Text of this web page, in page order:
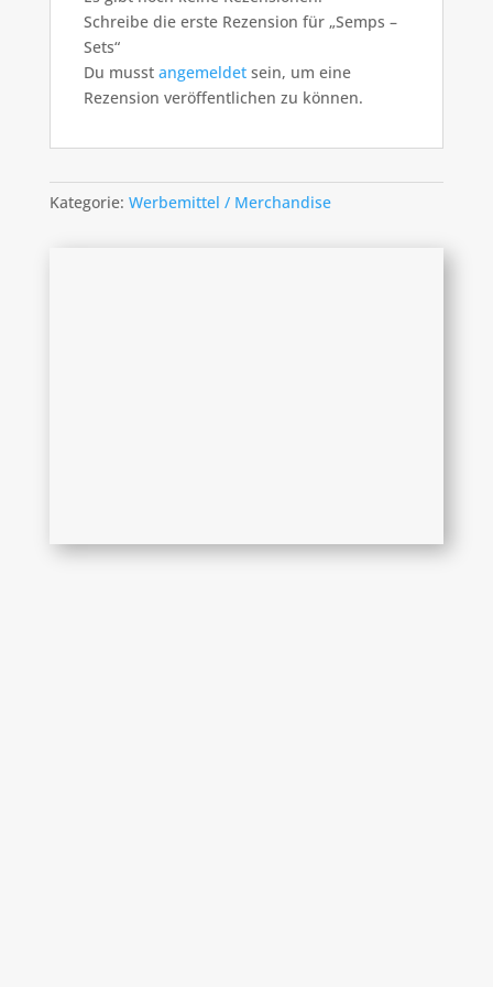
Schreibe die erste Rezension für „Semps –
Sets“
Du musst angemeldetsein, um eine
Rezension veröffentlichen zu können.
Kategorie: Werbemittel / Merchandise